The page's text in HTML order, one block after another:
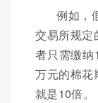
例如，
交易所规定
者只需缴
万元的棉花
就是10倍。